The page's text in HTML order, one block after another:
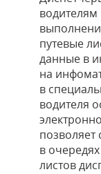
путевые
данные в
на
в
водителя
позволяет
в
листов